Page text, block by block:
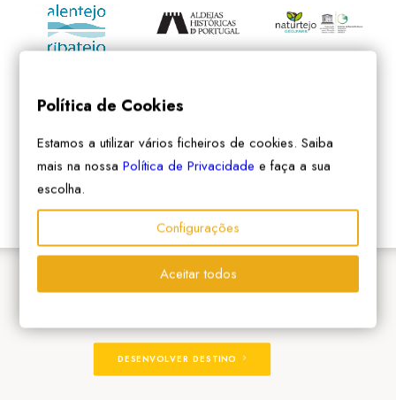
DESENVOLVER DESTINO
Política de Cookies
Estamos a utilizar vários ficheiros de cookies. Saiba
mais na nossaPolítica de Privacidade e faça a sua
escolha.
Configurações
Aceitar todos